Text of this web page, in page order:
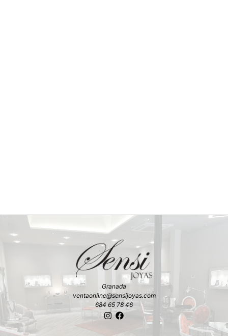
Granada
ventaonline@sensijoyas.com
684 65 78 46